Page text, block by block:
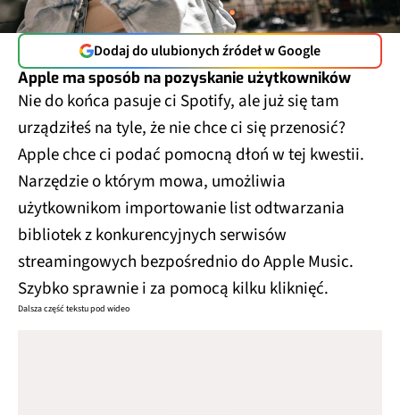
Dodaj do ulubionych źródeł w Google
Apple ma sposób na pozyskanie użytkowników
Nie do końca pasuje ci Spotify, ale już się tam
urządziłeś na tyle, że nie chce ci się przenosić?
Apple chce ci podać pomocną dłoń w tej kwestii.
Narzędzie o którym mowa, umożliwia
użytkownikom importowanie list odtwarzania
bibliotek z konkurencyjnych serwisów
streamingowych bezpośrednio do Apple Music.
Szybko sprawnie i za pomocą kilku kliknięć.
Dalsza część tekstu pod wideo